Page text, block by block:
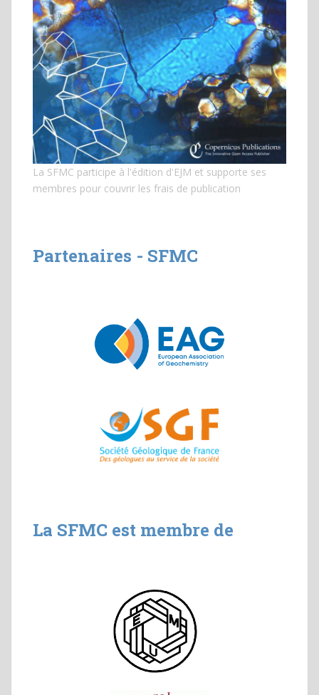
La SFMC participe à l'édition d'EJM et supporte ses
membres pour couvrir les frais de publication
Partenaires - SFMC
La SFMC est membre de